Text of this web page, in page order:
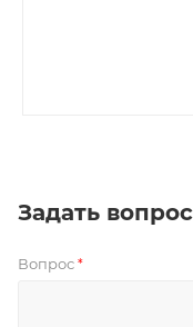
Задать вопрос
Вопрос *